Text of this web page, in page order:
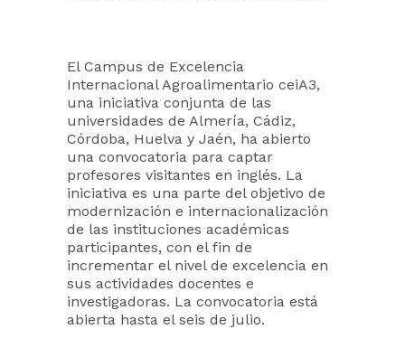
El Campus de Excelencia
Internacional Agroalimentario ceiA3,
una iniciativa conjunta de las
universidades de Almería, Cádiz,
Córdoba, Huelva y Jaén, ha abierto
una convocatoria para captar
profesores visitantes en inglés. La
iniciativa es una parte del objetivo de
modernización e internacionalización
de las instituciones académicas
participantes, con el fin de
incrementar el nivel de excelencia en
sus actividades docentes e
investigadoras. La convocatoria está
abierta hasta el seis de julio.